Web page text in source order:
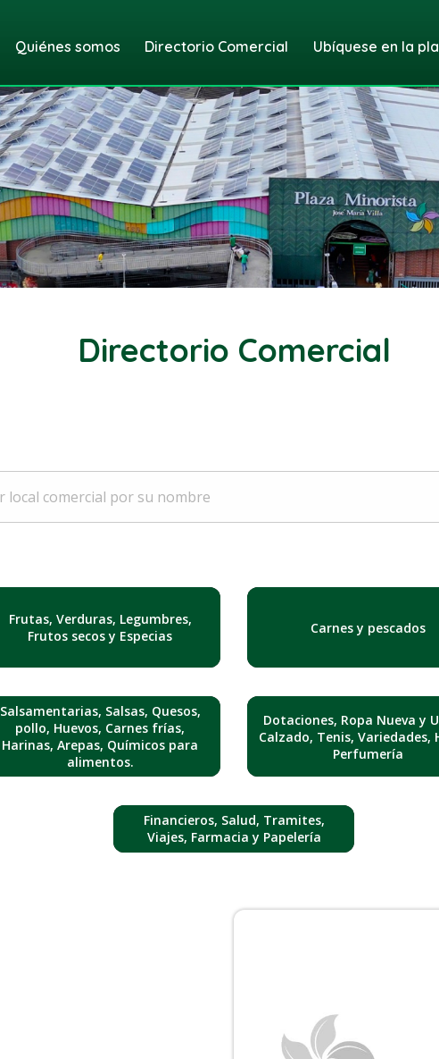
Quiénes somos Directorio Comercial Ubíquese en la
Directorio Comercial
Frutas, Verduras, Legumbres,
Frutos secos y Especias
Carnes y pescados
Salsamentarias, Salsas, Quesos,
pollo, Huevos, Carnes frías,
Harinas, Arepas, Químicos para
alimentos.
Dotaciones, Ropa Nueva y
Calzado, Tenis, Variedades,
Perfumería
Financieros, Salud, Tramites,
Viajes, Farmacia y Papelería